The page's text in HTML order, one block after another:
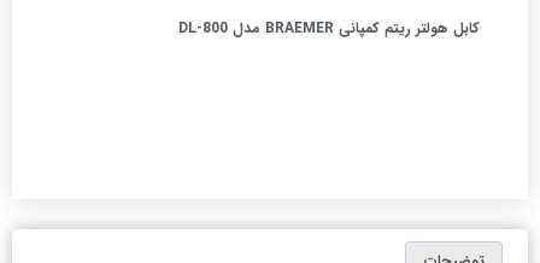
کابل هولتر ریتم کمپانی BRAEMER مدل DL-800